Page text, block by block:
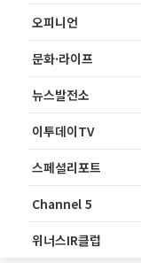
오피니언
문화·라이프
뉴스발전소
이투데이TV
스페셜리포트
Channel 5
위너스IR클럽